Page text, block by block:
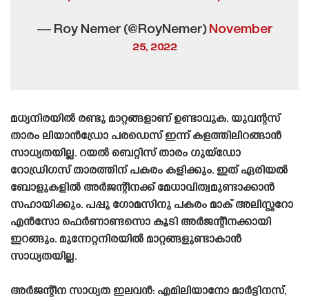
— Roy Nemer (@RoyNemer)November
25, 2022
മധ്യനിരയിൽ രണ്ടു മാറ്റങ്ങളാണ് ഉണ്ടാവുക. യുവന്റസ്
താരം ലിയാൻഡ്രോ പരഡെസ് ഇന്ന് കളത്തിലിറങ്ങാൻ
സാധ്യതയില്ല. റയൽ ബെറ്റിസ്‌ താരം ഗുയ്ഡോ
റോഡ്രിഗസ് താരത്തിന് പകരം കളിക്കും. ഇത് ഏരിയൽ
ബോളുകളിൽ അർജന്റീനക്ക് മേധാവിത്വമുണ്ടാക്കാൻ
സഹായിക്കും. പപ്പു ഗോമസിനു പകരം മാക് അലിസ്റ്ററോ
എൻസോ ഫെർണാണ്ടസൊ കൂടി അർജന്റീനക്കായി
ഇറങ്ങും. മുന്നേറ്റനിരയിൽ മാറ്റങ്ങളുണ്ടാകാൻ
സാധ്യതയില്ല.
അർജന്റീന സാധ്യത ഇലവൻ: എമിലിയാനോ മാർട്ടിനസ്,